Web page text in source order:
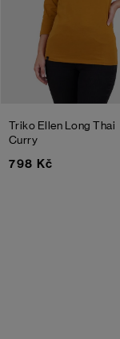
Triko Ellen LongThai
Curry
798 Kč